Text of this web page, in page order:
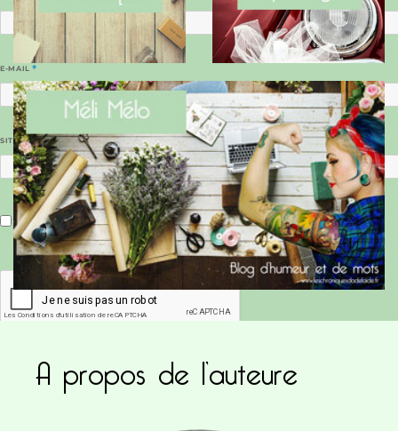
E-MAIL*
SITE WEB
Enregistrer mon nom, mon e-mail et mon site dans le navigateur pour mon prochain commentaire.
Ce site utilise Akismet pour réduire les
A propos de l’auteure